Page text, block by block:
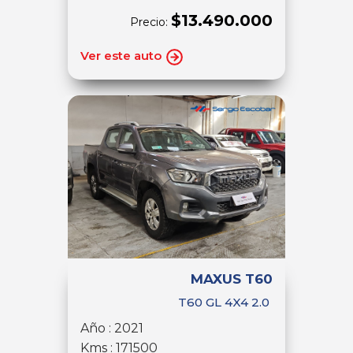
Precio: $13.490.000
Ver este auto
MAXUS T60
T60 GL 4X4 2.0
Año : 2021
Kms : 171500